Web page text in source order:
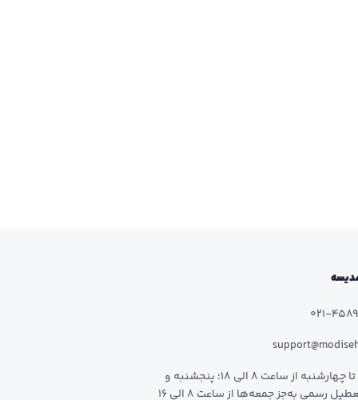
مدیسه
021-
شنبه تا چهارشنبه از ساعت 8 الی 18؛ پنجشنبه و
رسمی به‌جز جمعه‌ها از ساعت 8 الی 16